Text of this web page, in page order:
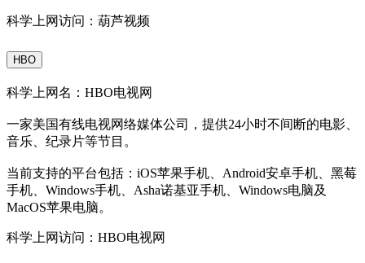
科学上网访问：葫芦视频
HBO
科学上网名：HBO电视网
一家美国有线电视网络媒体公司，提供24小时不间断的电影、
音乐、纪录片等节目。
当前支持的平台包括：iOS苹果手机、Android安卓手机、黑莓
手机、Windows手机、Asha诺基亚手机、Windows电脑及
MacOS苹果电脑。
科学上网访问：HBO电视网